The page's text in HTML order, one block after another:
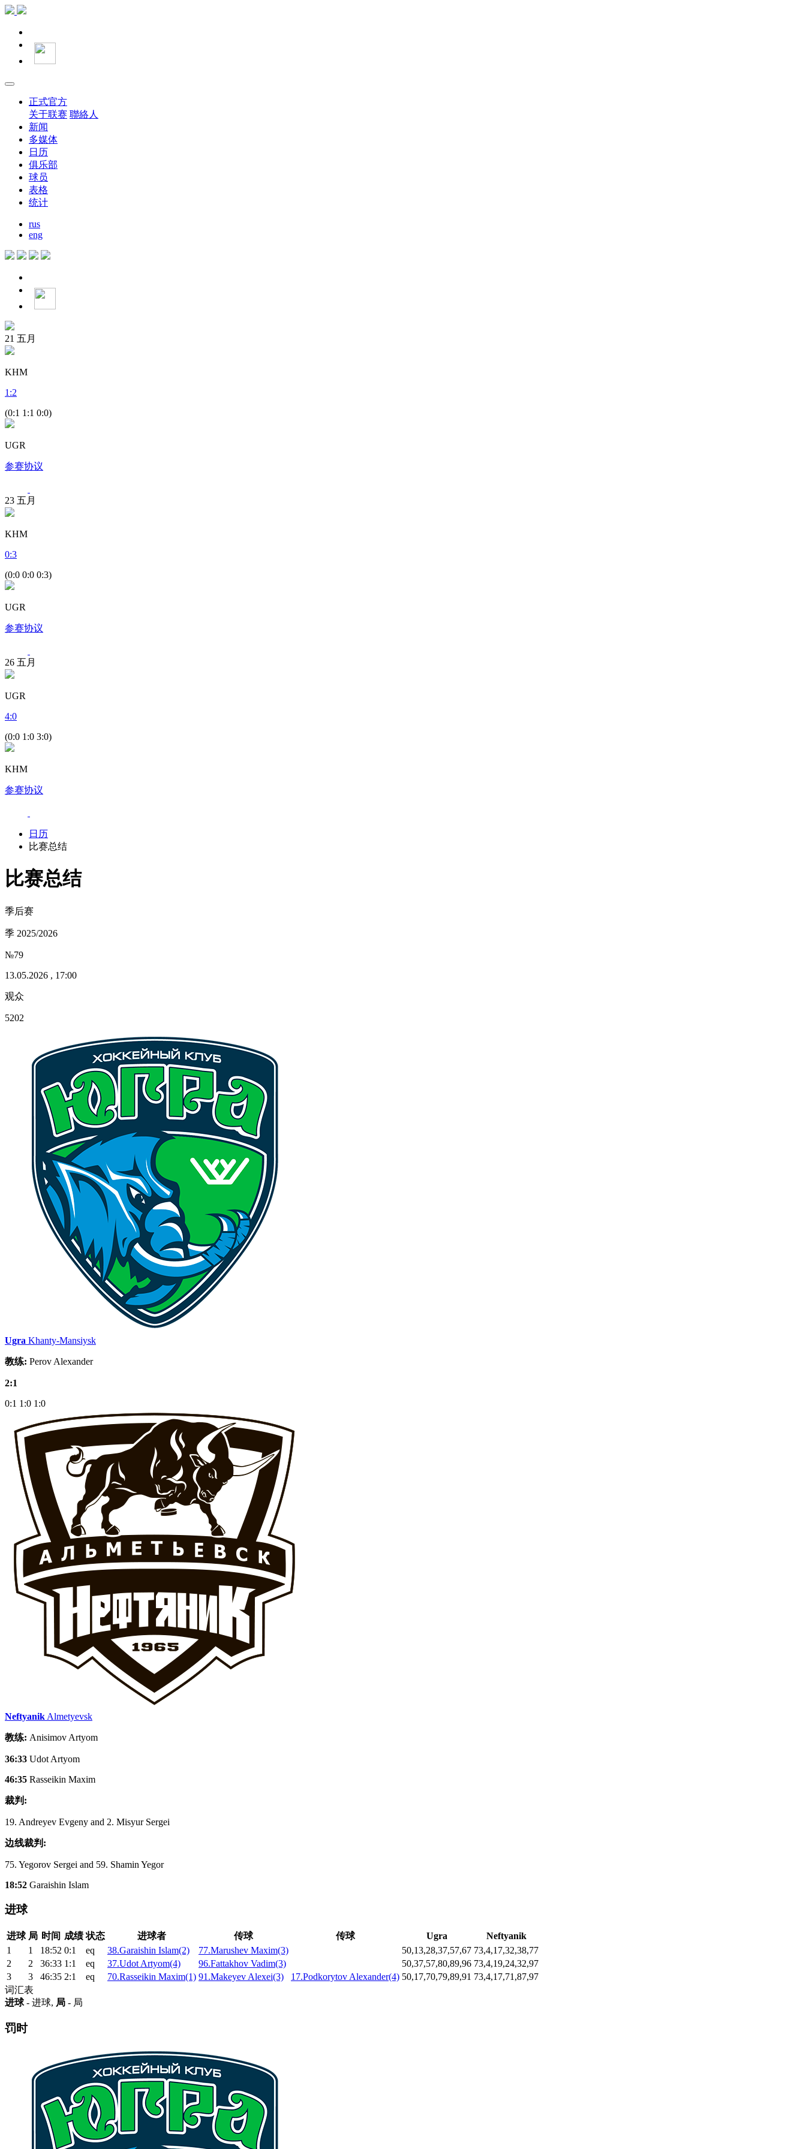
正式官方
关于联赛 聯絡人
新闻
多媒体
日历
俱乐部
球员
表格
统计
rus
eng
21 五月
KHM
1 :2
(0:1 1:1 0:0)
UGR
参赛协议
23 五月
KHM
0:3
(0:0 0:0 0:3)
UGR
参赛协议
26 五月
UGR
4:0
(0:0 1:0 3:0)
KHM
参赛协议
日历
比赛总结
比赛总结
季后赛
季 2025/2026
№79
13.05.2026 , 17:00
观众
5202
Ugra Khanty-Mansiysk
教练: Perov Alexander
2:1
0:1 1:0 1:0
Neftyanik Almetyevsk
教练: Anisimov Artyom
36:33 Udot Artyom
46:35 Rasseikin Maxim
裁判:
19. Andreyev Evgeny and 2. Misyur Sergei
边线裁判:
75. Yegorov Sergei and 59. Shamin Yegor
18:52 Garaishin Islam
进球
进球 局 时间 成绩 状态 进球者 传球 传球 Ugra
Neftyanik
1
1 18:52 0:1 eq 38.Garaishin Islam(2) 77.Marushev Maxim(3) 50,13,28,37,57,67 73,4,17,32,38,77
2
2 36:33 1:1 eq 37.Udot Artyom(4) 96.Fattakhov Vadim(3) 50,37,57,80,89,96 73,4,19,24,32,97
3
3 46:35 2:1 eq 70.Rasseikin Maxim(1) 91.Makeyev Alexei(3) 17.Podkorytov Alexander(4) 50,17,70,79,89,91 73,4,17,71,87,97
词汇表
进球- 进球, 局 - 局
罚时